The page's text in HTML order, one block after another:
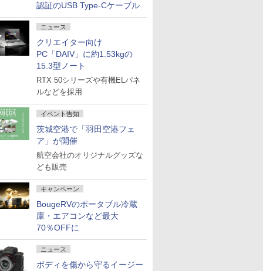
認証のUSB Type-Cケーブル
ニュース
クリエイター向け
PC「DAIV」に約1.53kgの
15.3型ノート
RTX 50シリーズや有機ELパネ
ルなどを採用
イベント告知
茨城空港で「羽田空港フェ
ア」が開催
航空会社のオリジナルグッズな
ども販売
キャンペーン
BougeRVのポータブル冷蔵
庫・エアコンなど最大
70％OFFに
ニュース
ボディを傷から守るイージー